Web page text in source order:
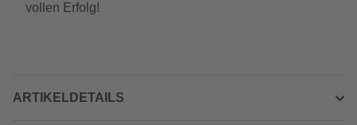
vollen Erfolg!
ARTIKELDETAILS